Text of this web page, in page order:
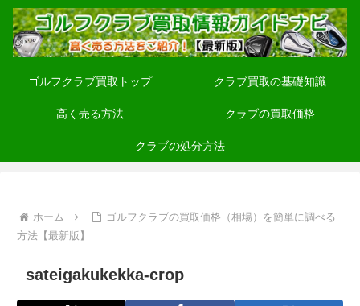
ゴルフクラブ買取トップ クラブ買取の基礎知識
高く売る方法 クラブの買取価格
クラブの処分方法
ホーム
ゴルフクラブの買取価格（相場）を簡単に調べる
方法【最新版】
sateigakukekka-crop